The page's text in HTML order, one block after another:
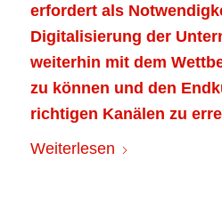
erfordert als
Digitalisierung der
weiterhin mit dem
zu können und den
richtigen Kanälen zu
Weiterlesen